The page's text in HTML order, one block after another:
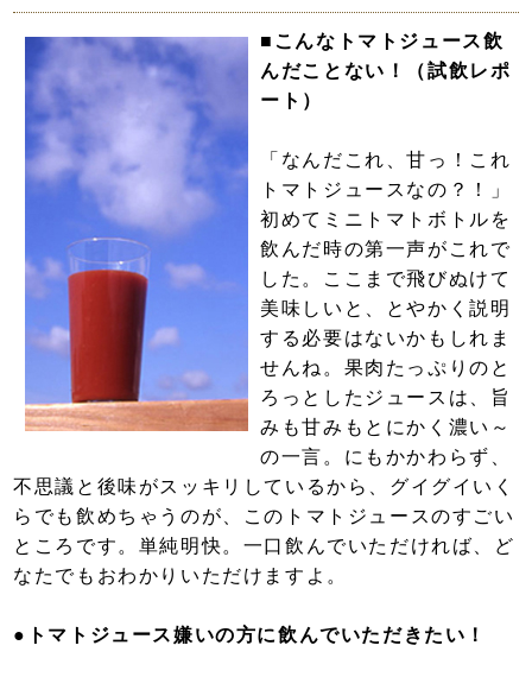
■こんなトマトジュース飲
んだことない！（試飲レポ
ート）
「なんだこれ、甘っ！これ
トマトジュースなの？！」
初めてミニトマトボトルを
飲んだ時の第一声がこれで
した。ここまで飛びぬけて
美味しいと、とやかく説明
する必要はないかもしれま
せんね。果肉たっぷりのと
ろっとしたジュースは、旨
みも甘みもとにかく濃い～
の一言。にもかかわらず、
不思議と後味がスッキリしているから、グイグイいく
らでも飲めちゃうのが、このトマトジュースのすごい
ところです。単純明快。一口飲んでいただければ、ど
なたでもおわかりいただけますよ。
●トマトジュース嫌いの方に飲んでいただきたい！